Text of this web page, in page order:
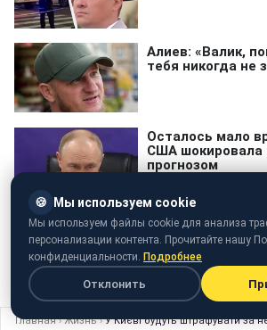
расписание
Главная › Жизнь › У Києві будуть штрафувати за
🍪 Мы используем cookie
Мы используем файлы cookie для анализа
персонализации контента. Прочитайте нашу
конфиденциальности. Подробнее
Отклонить